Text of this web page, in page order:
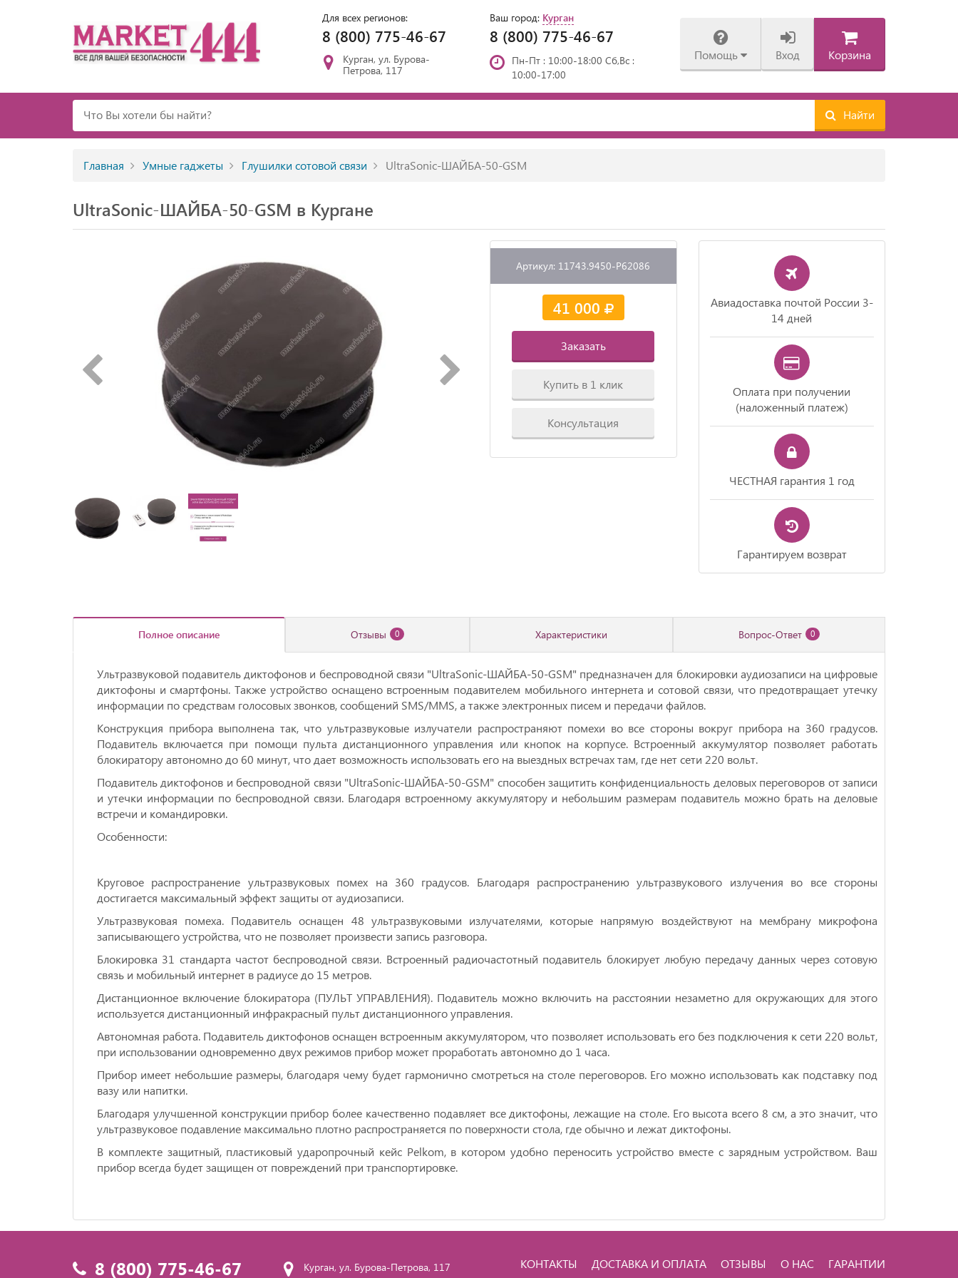
Для всех регионов:
8 (800) 775-46-67
Ваш город: Курган
8 (800) 775-46-67
Курган, ул. Бурова-
Петрова, 117
Пн-Пт : 10:00-18:00 Сб,Вс :
10:00-17:00
Помощь Вход Корзина
Найти
Главная Умные гаджеты Глушилки сотовой связи UltraSonic-ШАЙБА-50-GSM
UltraSonic-ШАЙБА-50-GSM в Кургане
Артикул: 11743.9450-P62086
41 000
Заказать
Купить в 1 клик
Консультация
Авиадоставка почтой России 3-
14 дней
Оплата при получении
(наложенный платеж)
ЧЕСТНАЯ гарантия 1 год
Гарантируем возврат
Полное описание Отзывы 0 Характеристики Вопрос-Ответ 0
Ультразвуковой подавитель диктофонов и беспроводной связи "UltraSonic-ШАЙБА-50-GSM" предназначен для блокировки аудиозаписи на цифровые
диктофоны и смартфоны. Также устройство оснащено встроенным подавителем мобильного интернета и сотовой связи, что предотвращает утечку
информации по средствам голосовых звонков, сообщений SMS/MMS, а также электронных писем и передачи файлов.
Конструкция прибора выполнена так, что ультразвуковые излучатели распространяют помехи во все стороны вокруг прибора на 360 градусов.
Подавитель включается при помощи пульта дистанционного управления или кнопок на корпусе. Встроенный аккумулятор позволяет работать
блокиратору автономно до 60 минут, что дает возможность использовать его на выездных встречах там, где нет сети 220 вольт.
Подавитель диктофонов и беспроводной связи "UltraSonic-ШАЙБА-50-GSM" способен защитить конфиденциальность деловых переговоров от записи
и утечки информации по беспроводной связи. Благодаря встроенному аккумулятору и небольшим размерам подавитель можно брать на деловые
встречи и командировки.
Особенности:
Круговое распространение ультразвуковых помех на 360 градусов. Благодаря распространению ультразвукового излучения во все стороны
достигается максимальный эффект защиты от аудиозаписи.
Ультразвуковая помеха. Подавитель оснащен 48 ультразвуковыми излучателями, которые напрямую воздействуют на мембрану микрофона
записывающего устройства, что не позволяет произвести запись разговора.
Блокировка 31 стандарта частот беспроводной связи. Встроенный радиочастотный подавитель блокирует любую передачу данных через сотовую
связь и мобильный интернет в радиусе до 15 метров.
Дистанционное включение блокиратора (ПУЛЬТ УПРАВЛЕНИЯ). Подавитель можно включить на расстоянии незаметно для окружающих для этого
используется дистанционный инфракрасный пульт дистанционного управления.
Автономная работа. Подавитель диктофонов оснащен встроенным аккумулятором, что позволяет использовать его без подключения к сети 220 вольт,
при использовании одновременно двух режимов прибор может проработать автономно до 1 часа.
Прибор имеет небольшие размеры, благодаря чему будет гармонично смотреться на столе переговоров. Его можно использовать как подставку под
вазу или напитки.
Благодаря улучшенной конструкции прибор более качественно подавляет все диктофоны, лежащие на столе. Его высота всего 8 см, а это значит, что
ультразвуковое подавление максимально плотно распространяется по поверхности стола, где обычно и лежат диктофоны.
В комплекте защитный, пластиковый ударопрочный кейс Pelkom, в котором удобно переносить устройство вместе с зарядным устройством. Ваш
прибор всегда будет защищен от повреждений при транспортировке.
8 (800) 775-46-67 Курган, ул. Бурова-Петрова, 117 КОНТАКТЫ ДОСТАВКА И ОПЛАТА ОТЗЫВЫ О НАС ГАРАНТИИ